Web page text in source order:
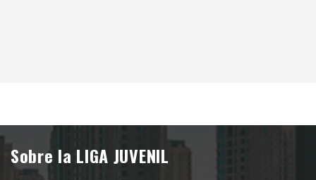
Sobre la LIGA JUVENIL